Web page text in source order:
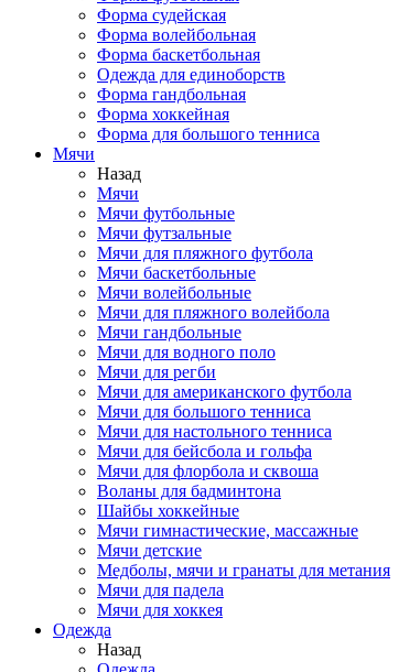
Форма судейская
Форма волейбольная
Форма баскетбольная
Одежда для единоборств
Форма гандбольная
Форма хоккейная
Форма для большого тенниса
Мячи
Назад
Мячи
Мячи футбольные
Мячи футзальные
Мячи для пляжного футбола
Мячи баскетбольные
Мячи волейбольные
Мячи для пляжного волейбола
Мячи гандбольные
Мячи для водного поло
Мячи для регби
Мячи для американского футбола
Мячи для большого тенниса
Мячи для настольного тенниса
Мячи для бейсбола и гольфа
Мячи для флорбола и сквоша
Воланы для бадминтона
Шайбы хоккейные
Мячи гимнастические, массажные
Мячи детские
Медболы, мячи и гранаты для метания
Мячи для падела
Мячи для хоккея
Одежда
Назад